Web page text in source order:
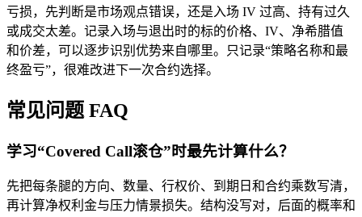
亏损，先判断是市场观点错误，还是入场 IV 过高、持有过久
或成交太差。记录入场与退出时的标的价格、IV、净希腊值
和价差，可以逐步识别优势来自哪里。只记录“策略名称和最
终盈亏”，很难改进下一次合约选择。
常见问题 FAQ
学习“Covered Call滚仓”时最先计算什么？
先把每条腿的方向、数量、行权价、到期日和合约乘数写清，
再计算净权利金与压力情景损失。结构没写对，后面的概率和